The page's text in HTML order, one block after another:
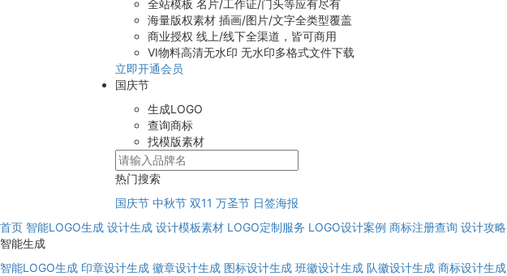
全站模板 名片/工作证/门头等应有尽有
海量版权素材 插画/图片/文字全类型覆盖
商业授权 线上/线下全渠道，皆可商用
VI物料高清无水印 无水印多格式文件下载
立即开通会员
国庆节
生成LOGO
查询商标
找模版素材
热门搜索
国庆节 中秋节 双11 万圣节 日签海报
首页 智能LOGO生成 设计生成 设计模板素材 LOGO定制服务 LOGO设计案例 商标注册查询 设计攻略
智能生成
智能LOGO生成 印章设计生成 徽章设计生成 图标设计生成 班徽设计生成 队徽设计生成 商标设计生成